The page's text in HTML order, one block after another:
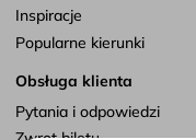
Inspiracje
Popularne kierunki
Obsługa klienta
Pytania i odpowiedzi